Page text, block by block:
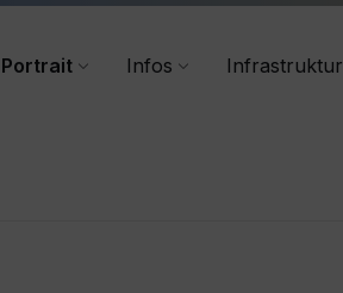
Portrait Infos Infrastruktur